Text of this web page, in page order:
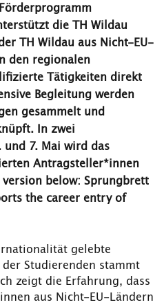
die TH Wildau
TH Wildau aus Nicht-EU-
den regionalen
Tätigkeiten direkt
Begleitung werden
gesammelt und
In zwei
und 7. Mai wird das
Antragsteller*innen
below: Sprungbrett
the career entry of
gelebte
Studierenden stammt
zeigt die Erfahrung, dass
aus Nicht-EU-Ländern